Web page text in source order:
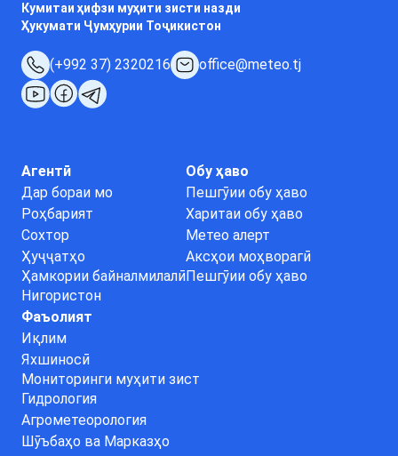
Кумитаи ҳифзи муҳити зисти назди
Ҳукумати Ҷумҳурии Тоҷикистон
(+992 37) 2320216 office@meteo.tj
Агентӣ
Дар бораи мо
Роҳбарият
Сохтор
Ҳуҷҷатҳо
Ҳамкории байналмилалӣ
Нигористон
Обу ҳаво
Пешгӯии обу ҳаво
Харитаи обу ҳаво
Метео алерт
Аксҳои моҳворагӣ
Пешгӯии обу ҳаво
Фаъолият
Иқлим
Яхшиносӣ
Мониторинги муҳити зист
Гидрология
Агрометеорология
Шӯъбаҳо ва Марказҳо